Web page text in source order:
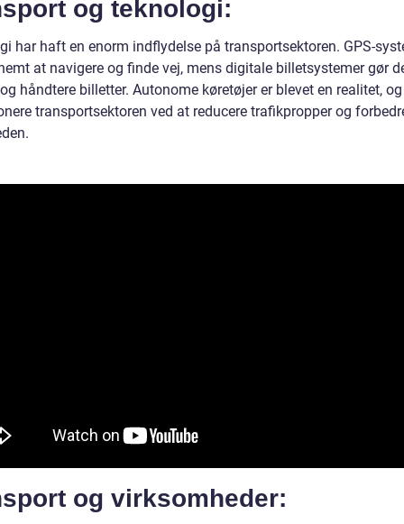
og teknologi:
har haft en enorm indflydelse på transportsektoren. GPS-
at navigere og finde vej, mens digitale billetsystemer gør
håndtere billetter. Autonome køretøjer er blevet en realitet,
transportsektoren ved at reducere trafikpropper og
og virksomheder: